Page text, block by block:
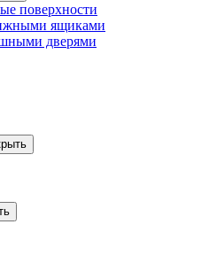
поверхности
ящиками
дверями